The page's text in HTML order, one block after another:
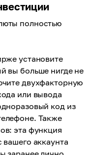
полностью
установите
вы больше нигде не
двухфакторную
или вывода
код из
Также
эта функция
вашего аккаунта